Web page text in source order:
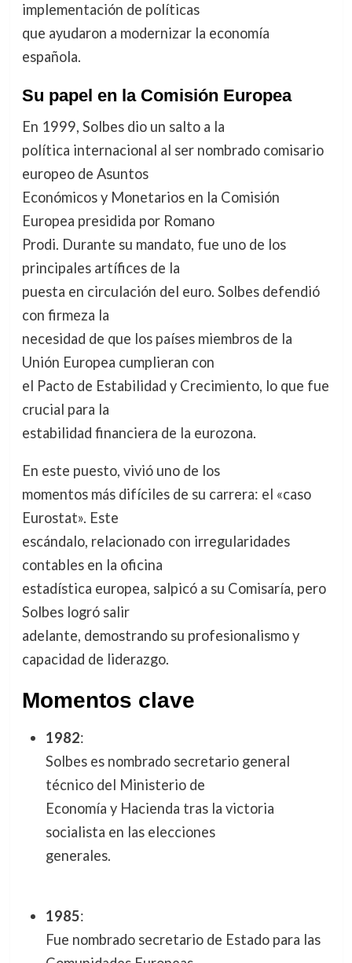
implementación de políticas
que ayudaron a modernizar la economía
española.
Su papel en la Comisión Europea
En 1999, Solbes dio un salto a la
política internacional al ser nombrado comisario
europeo de Asuntos
Económicos y Monetarios en la Comisión
Europea presidida por Romano
Prodi. Durante su mandato, fue uno de los
principales artífices de la
puesta en circulación del euro. Solbes defendió
con firmeza la
necesidad de que los países miembros de la
Unión Europea cumplieran con
el Pacto de Estabilidad y Crecimiento, lo que fue
crucial para la
estabilidad financiera de la eurozona.
En este puesto, vivió uno de los
momentos más difíciles de su carrera: el «caso
Eurostat». Este
escándalo, relacionado con irregularidades
contables en la oficina
estadística europea, salpicó a su Comisaría, pero
Solbes logró salir
adelante, demostrando su profesionalismo y
capacidad de liderazgo.
Momentos clave
1982:
Solbes es nombrado secretario general
técnico del Ministerio de
Economía y Hacienda tras la victoria
socialista en las elecciones
generales.
1985:
Fue nombrado secretario de Estado para las